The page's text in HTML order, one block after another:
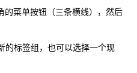
的菜单按钮（三条横线），然后
的标签组，也可以选择一个现